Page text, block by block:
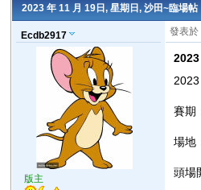
2023 年 11 月 19日, 星期日, 沙田~臨場帖
Ecdb2917
版主
發表
賽期
場地
頭場